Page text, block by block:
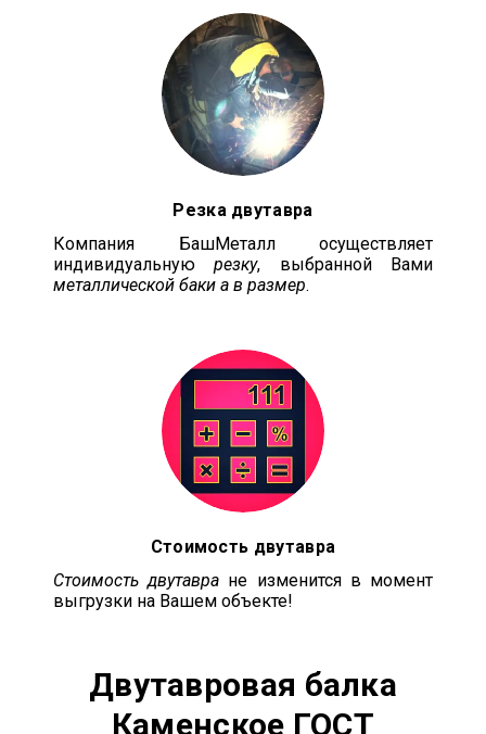
Резка двутавра
Компания БашМеталл осуществляет
индивидуальнуюрезку, выбранной Вами
металлической баки а в размер.
Стоимость двутавра
Стоимость двутавра не изменится в момент
выгрузки на Вашем объекте!
Двутавровая балка
Каменское ГОСТ